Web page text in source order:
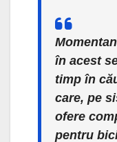
în acest
timp în
care, pe
ofere
pentru